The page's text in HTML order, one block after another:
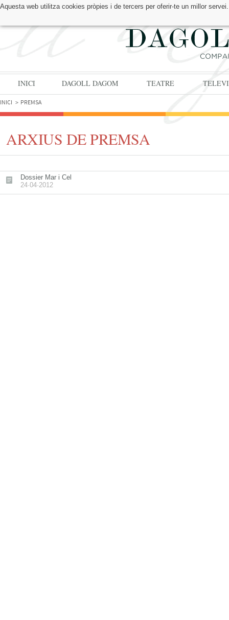
Aquesta web utilitza cookies pròpies i de tercers per oferir-te un millor
TROBA'NS A:
INICI DAGOLL DAGOM TEATRE
INICI PREMSA
ARXIUS DE PREMSA
Dossier Mar i Cel
24·04·2012